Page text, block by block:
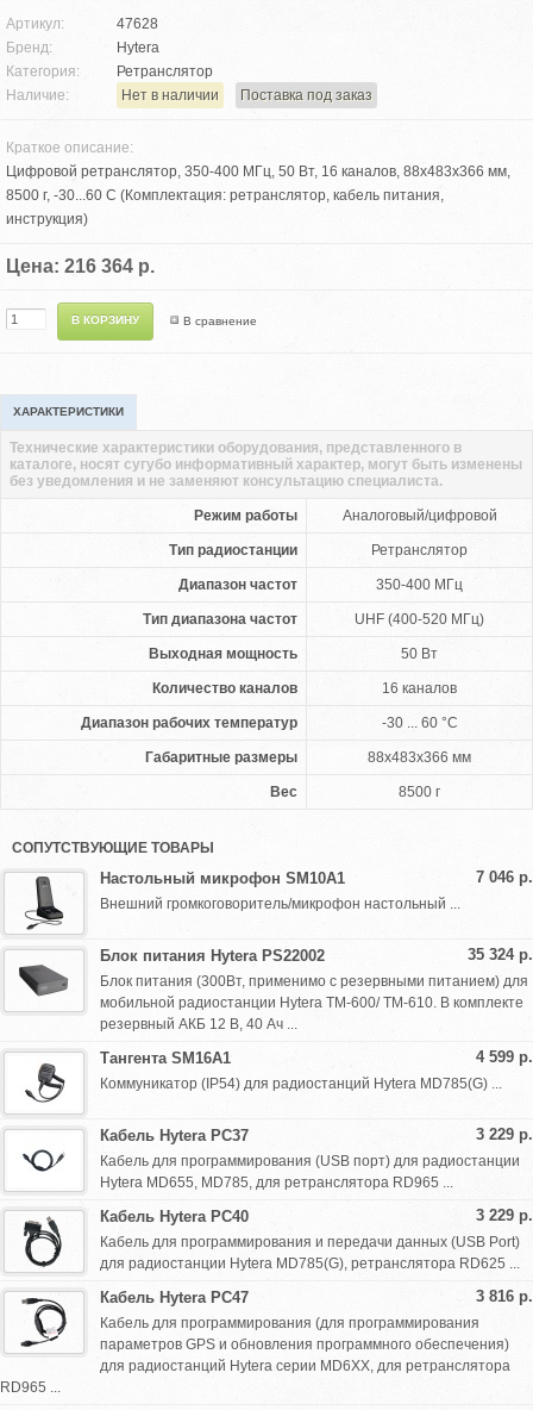
Артикул:
47628
Бренд:
Hytera
Категория:
Ретранслятор
Наличие:
Нет в наличии Поставка под заказ
Краткое описание:
Цифровой ретранслятор, 350-400 МГц, 50 Вт, 16 каналов, 88х483х366 мм,
8500 г, -30...60 С (Комплектация: ретранслятор, кабель питания,
инструкция)
Цена: 216 364 р.
В сравнение
ХАРАКТЕРИСТИКИ
Режим работы Аналоговый/цифровой
Тип радиостанции Ретранслятор
Диапазон частот 350-400 МГц
Тип диапазона частот UHF (400-520 МГц)
Выходная мощность 50 Вт
Количество каналов 16 каналов
Диапазон рабочих температур -30 ... 60 °C
Габаритные размеры 88х483х366 мм
Вес 8500 г
Технические характеристики оборудования, представленного в
каталоге, носят сугубо информативный характер, могут быть изменены
без уведомления и не заменяют консультацию специалиста.
СОПУТСТВУЮЩИЕ ТОВАРЫ
7 046 р.
Настольный микрофон SM10A1
Внешний громкоговоритель/микрофон настольный ...
35 324 р.
Блок питания Hytera PS22002
Блок питания (300Вт, применимо с резервными питанием) для
мобильной радиостанции Hytera TM-600/ TM-610. В комплекте
резервный АКБ 12 В, 40 Ач ...
4 599 р.
Тангента SM16A1
Коммуникатор (IP54) для радиостанций Hytera MD785(G) ...
3 229 р.
Кабель Hytera PC37
Кабель для программирования (USB порт) для радиостанции
Hytera MD655, MD785, для ретранслятора RD965 ...
3 229 р.
Кабель Hytera PC40
Кабель для программирования и передачи данных (USB Port)
для радиостанции Hytera MD785(G), ретранслятора RD625 ...
3 816 р.
Кабель Hytera PC47
Кабель для программирования (для программирования
параметров GPS и обновления программного обеспечения)
для радиостанций Hytera серии MD6XX, для ретранслятора
RD965 ...